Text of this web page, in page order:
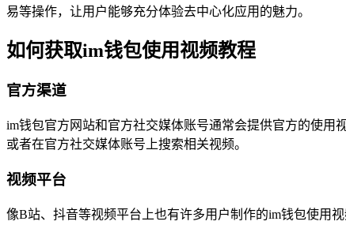
易等操作，让用户能够充分体验去中心化应用的魅力。
如何获取im钱包使用视频教程
官方渠道
im钱包官方网站和官方社交媒体账号通常会提供官方的使用
或者在官方社交媒体账号上搜索相关视频。
视频平台
像B站、抖音等视频平台上也有许多用户制作的im钱包使用